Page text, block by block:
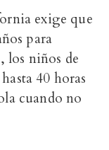
exige que
para
los niños de
40 horas
cuando no